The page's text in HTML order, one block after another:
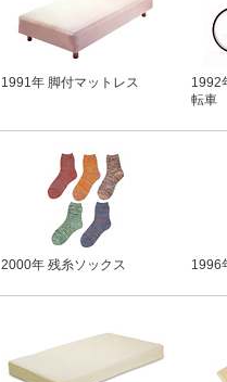
1991年 脚付マットレス
1992
転車
2000年 残糸ソックス 1996